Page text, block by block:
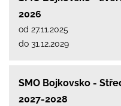
2026
od 27.11.2025
do 31.12.2029
SMO Bojkovsko -
2027-2028